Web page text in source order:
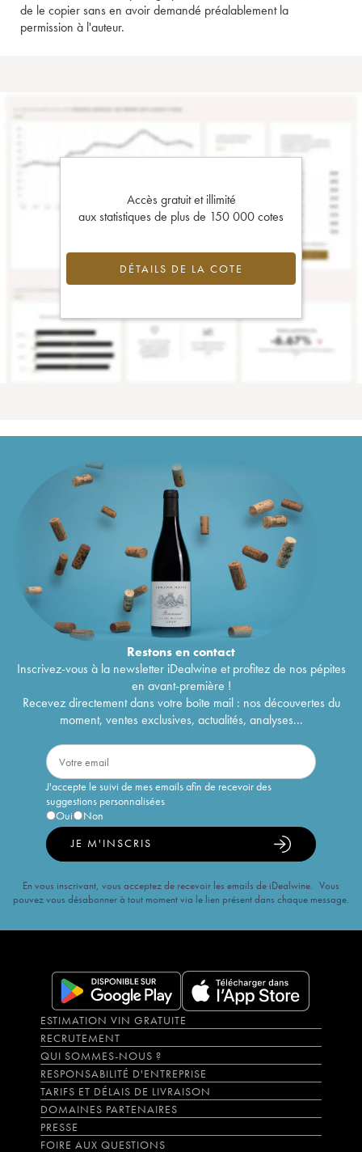
de le copier sans en avoir demandé préalablement la
permission à l'auteur.
Accès gratuit et illimité
aux statistiques de plus de 150 000 cotes
DÉTAILS DE LA COTE
Restons encontact
Inscrivez-vous à la newsletter iDealwine et profitez de nos pépites
en avant-première !
Recevez directement dans votre boîte mail : nos découvertes du
moment, ventes exclusives, actualités, analyses...
J'accepte le suivi de mes emails afin de recevoir des
suggestions personnalisées
Oui
Non
JE M'INSCRIS
En vous inscrivant, vous acceptez de recevoir les emails de iDealwine. Vous
pouvez vous désabonner à tout moment via le lien présent dans chaque message.
ESTIMATION VIN GRATUITE
RECRUTEMENT
QUI SOMMES-NOUS ?
RESPONSABILITÉ D'ENTREPRISE
TARIFS ET DÉLAIS DE LIVRAISON
DOMAINES PARTENAIRES
PRESSE
FOIRE AUX QUESTIONS